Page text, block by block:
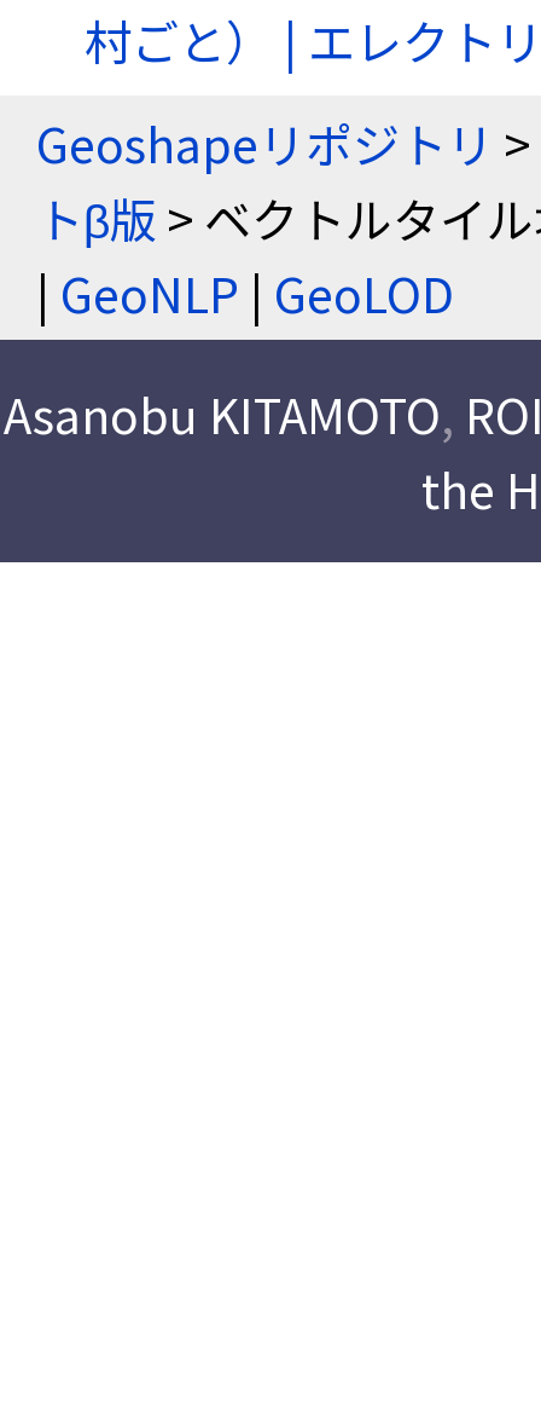
村ごと） | エレクト
Geoshapeリポジトリ >
トβ版 > ベクトルタイ
| GeoNLP | GeoLOD
Asanobu KITAMOTO,
the